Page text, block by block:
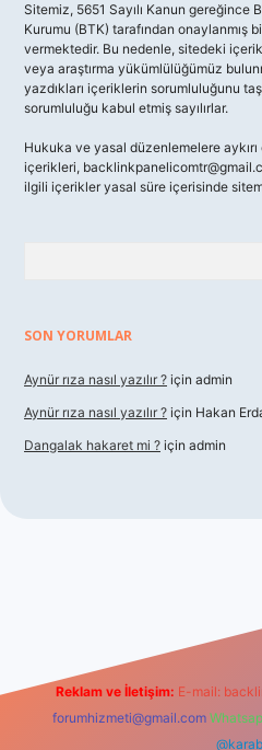
Sitemiz, 5651 Sayılı Kanun gereğince
Kurumu (BTK) tarafından onaylanmış
vermektedir. Bu nedenle, sitedeki
veya araştırma yükümlülüğümüz
yazdıkları içeriklerin sorumluluğunu
sorumluluğu kabul etmiş sayılırlar.
Hukuka ve yasal düzenlemelere
içerikleri,
ilgili içerikler yasal süre içerisinde
SON YORUMLAR
Aynür rıza nasıl yazılır ? için admin
Aynür rıza nasıl yazılır ? için Hakan
Dangalak hakaret mi ? için admin
Reklam ve İletişim: E-mail:
forumhizmeti@gmail.com